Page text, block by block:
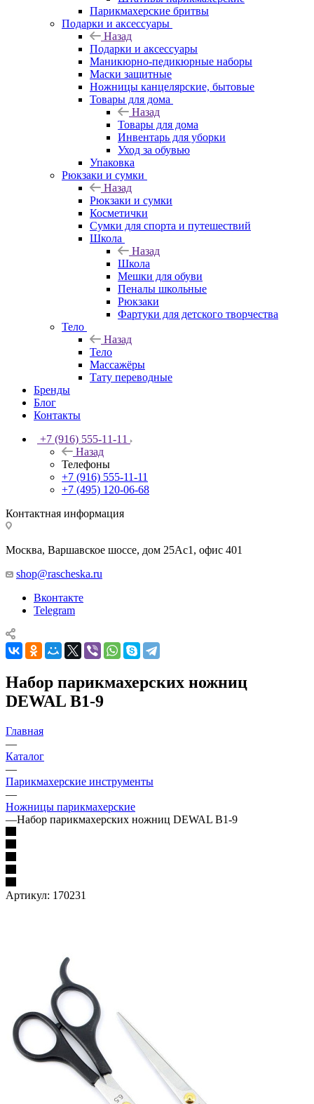
Парикмахерские бритвы
Подарки и аксессуары
Назад
Подарки и аксессуары
Маникюрно-педикюрные наборы
Маски защитные
Ножницы канцелярские, бытовые
Товары для дома
Назад
Товары для дома
Инвентарь для уборки
Уход за обувью
Упаковка
Рюкзаки и сумки
Назад
Рюкзаки и сумки
Косметички
Сумки для спорта и путешествий
Школа
Назад
Школа
Мешки для обуви
Пеналы школьные
Рюкзаки
Фартуки для детского творчества
Тело
Назад
Тело
Массажёры
Тату переводные
Бренды
Блог
Контакты
+7 (916) 555-11-11
Назад
Телефоны
+7 (916) 555-11-11
+7 (495) 120-06-68
Контактная информация
Москва, Варшавское шоссе, дом 25Аc1, офис 401
shop@rascheska.ru
Вконтакте
Telegram
Набор парикмахерских ножниц
DEWAL B1-9
Главная
—
Каталог
—
Парикмахерские инструменты
—
Ножницы парикмахерские
—Набор парикмахерских ножниц DEWAL B1-9
Артикул: 170231